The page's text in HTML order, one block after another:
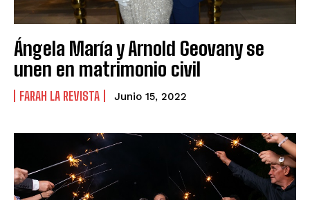
Ángela María y Arnold Geovany se
unen en matrimonio civil
FARAH LA REVISTA Junio 15, 2022